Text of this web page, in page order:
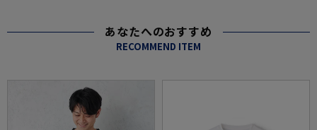
あなたへのおすすめ
RECOMMEND ITEM